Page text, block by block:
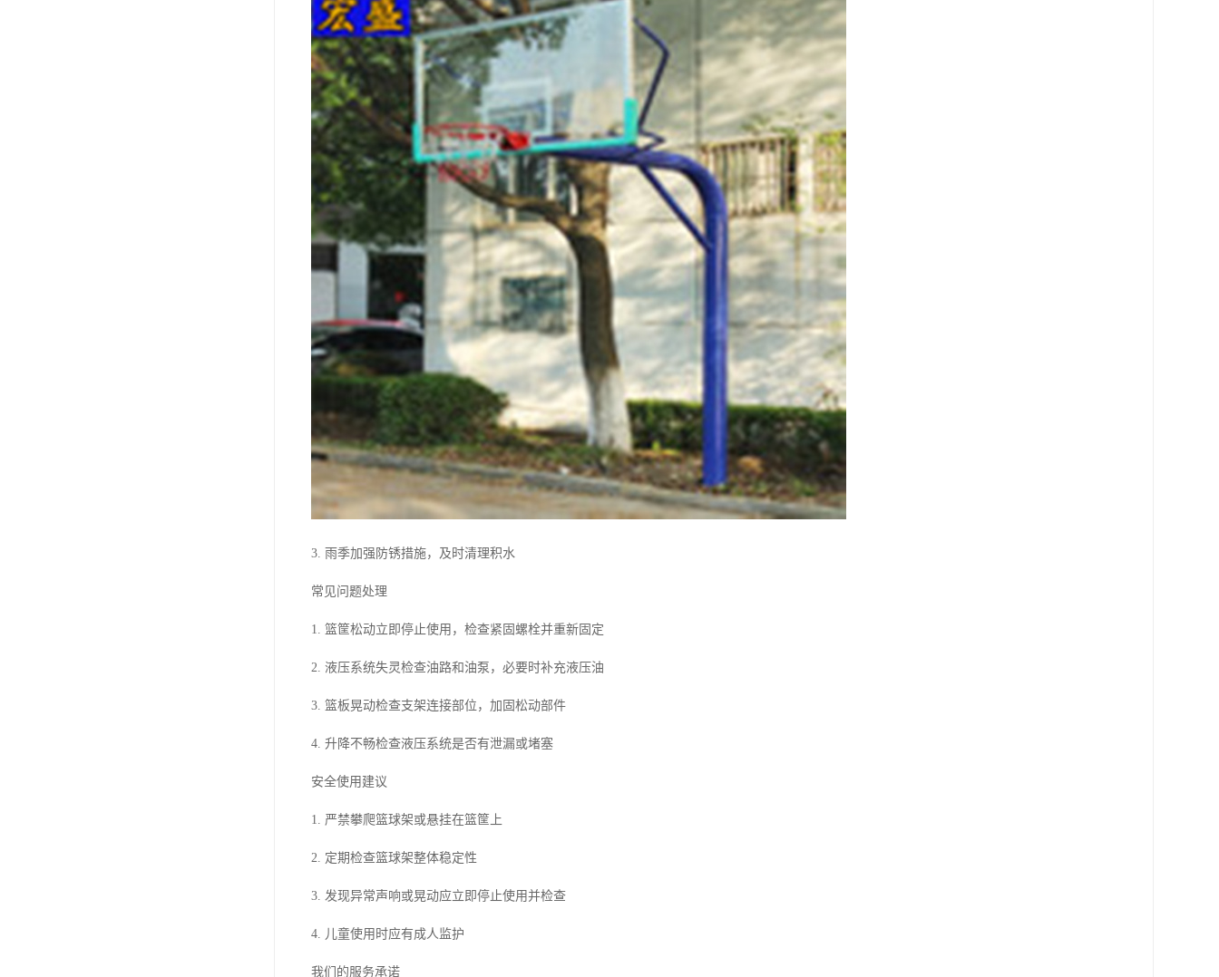
3. 雨季加强防锈措施，及时清理积水
常见问题处理
1. 篮筐松动立即停止使用，检查紧固螺栓并重新固定
2. 液压系统失灵检查油路和油泵，必要时补充液压油
3. 篮板晃动检查支架连接部位，加固松动部件
4. 升降不畅检查液压系统是否有泄漏或堵塞
安全使用建议
1. 严禁攀爬篮球架或悬挂在篮筐上
2. 定期检查篮球架整体稳定性
3. 发现异常声响或晃动应立即停止使用并检查
4. 儿童使用时应有成人监护
我们的服务承诺